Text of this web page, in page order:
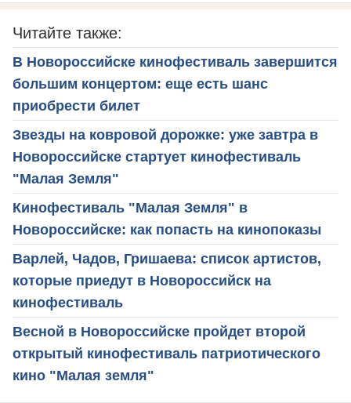
Читайте также:
В Новороссийске кинофестиваль завершится
большим концертом: еще есть шанс
приобрести билет
Звезды на ковровой дорожке: уже завтра в
Новороссийске стартует кинофестиваль
"Малая Земля"
Кинофестиваль "Малая Земля" в
Новороссийске: как попасть на кинопоказы
Варлей, Чадов, Гришаева: список артистов,
которые приедут в Новороссийск на
кинофестиваль
Весной в Новороссийске пройдет второй
открытый кинофестиваль патриотического
кино "Малая земля"